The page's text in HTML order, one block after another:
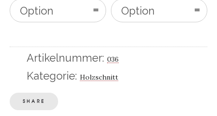
Option
Option
Artikelnummer: 036
Kategorie: Holzschnitt
SHARE